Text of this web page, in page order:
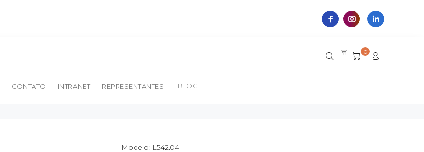
0
CONTATO INTRANET REPRESENTANTES BLOG
Modelo: L542.04